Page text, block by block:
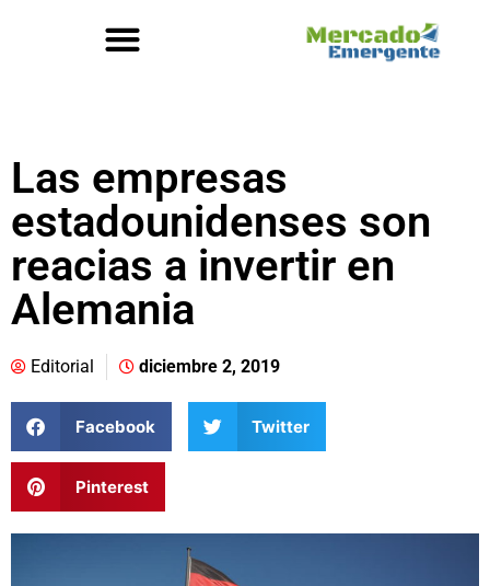
Las empresas
estadounidenses son
reacias a invertir en
Alemania
Editorial diciembre 2, 2019
Facebook Twitter
Pinterest